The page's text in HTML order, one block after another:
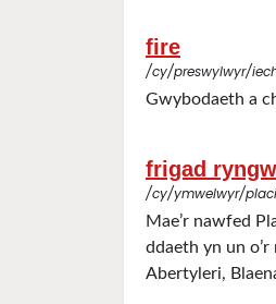
fire
/cy/preswylwyr/
Gwybodaeth a
frigad
/cy/ymwelwyr/
Mae’r nawfed
ddaeth yn un
Abertyleri,